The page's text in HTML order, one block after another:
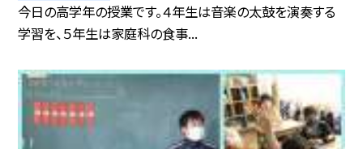
今日の高学年の授業です。４年生は音楽の太鼓を演奏する
学習を、５年生は家庭科の食事...